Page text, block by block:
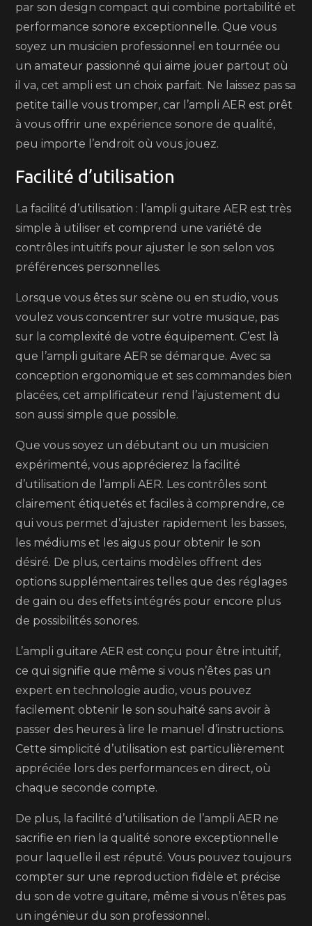
par son design compact qui combine portabilité et
performance sonore exceptionnelle. Que vous
soyez un musicien professionnel en tournée ou
un amateur passionné qui aime jouer partout où
il va, cet ampli est un choix parfait. Ne laissez pas sa
petite taille vous tromper, car l’ampli AER est prêt
à vous offrir une expérience sonore de qualité,
peu importe l’endroit où vous jouez.
Facilité d’utilisation
La facilité d’utilisation : l’ampli guitare AER est très
simple à utiliser et comprend une variété de
contrôles intuitifs pour ajuster le son selon vos
préférences personnelles.
Lorsque vous êtes sur scène ou en studio, vous
voulez vous concentrer sur votre musique, pas
sur la complexité de votre équipement. C’est là
que l’ampli guitare AER se démarque. Avec sa
conception ergonomique et ses commandes bien
placées, cet amplificateur rend l’ajustement du
son aussi simple que possible.
Que vous soyez un débutant ou un musicien
expérimenté, vous apprécierez la facilité
d’utilisation de l’ampli AER. Les contrôles sont
clairement étiquetés et faciles à comprendre, ce
qui vous permet d’ajuster rapidement les basses,
les médiums et les aigus pour obtenir le son
désiré. De plus, certains modèles offrent des
options supplémentaires telles que des réglages
de gain ou des effets intégrés pour encore plus
de possibilités sonores.
L’ampli guitare AER est conçu pour être intuitif,
ce qui signifie que même si vous n’êtes pas un
expert en technologie audio, vous pouvez
facilement obtenir le son souhaité sans avoir à
passer des heures à lire le manuel d’instructions.
Cette simplicité d’utilisation est particulièrement
appréciée lors des performances en direct, où
chaque seconde compte.
De plus, la facilité d’utilisation de l’ampli AER ne
sacrifie en rien la qualité sonore exceptionnelle
pour laquelle il est réputé. Vous pouvez toujours
compter sur une reproduction fidèle et précise
du son de votre guitare, même si vous n’êtes pas
un ingénieur du son professionnel.